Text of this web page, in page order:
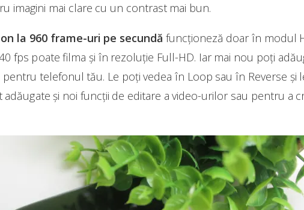
imagini mai clare cu un contrast mai bun.
la 960 frame-uri pe secundă funcționeză doar în modul
fps poate filma și în rezoluție Full-HD. Iar mai nou poți
telefonul tău. Le poți vedea în Loop sau în Reverse și
și noi funcții de editare a video-urilor sau pentru a